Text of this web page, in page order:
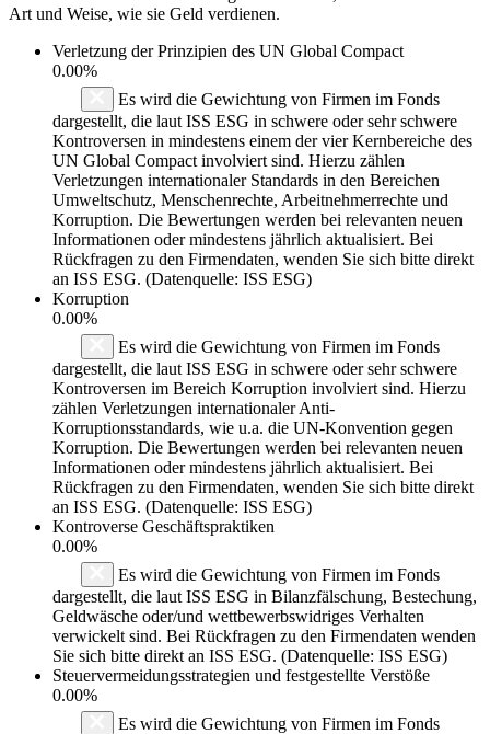
Art und Weise, wie sie Geld verdienen.
Verletzung der Prinzipien des UN Global Compact
0.00%
Es wird die Gewichtung von Firmen im Fonds
dargestellt, die laut ISS ESG in schwere oder sehr schwere
Kontroversen in mindestens einem der vier Kernbereiche des
UN Global Compact involviert sind. Hierzu zählen
Verletzungen internationaler Standards in den Bereichen
Umweltschutz, Menschenrechte, Arbeitnehmerrechte und
Korruption. Die Bewertungen werden bei relevanten neuen
Informationen oder mindestens jährlich aktualisiert. Bei
Rückfragen zu den Firmendaten, wenden Sie sich bitte direkt
an ISS ESG. (Datenquelle: ISS ESG)
Korruption
0.00%
Es wird die Gewichtung von Firmen im Fonds
dargestellt, die laut ISS ESG in schwere oder sehr schwere
Kontroversen im Bereich Korruption involviert sind. Hierzu
zählen Verletzungen internationaler Anti-
Korruptionsstandards, wie u.a. die UN-Konvention gegen
Korruption. Die Bewertungen werden bei relevanten neuen
Informationen oder mindestens jährlich aktualisiert. Bei
Rückfragen zu den Firmendaten, wenden Sie sich bitte direkt
an ISS ESG. (Datenquelle: ISS ESG)
Kontroverse Geschäftspraktiken
0.00%
Es wird die Gewichtung von Firmen im Fonds
dargestellt, die laut ISS ESG in Bilanzfälschung, Bestechung,
Geldwäsche oder/und wettbewerbswidriges Verhalten
verwickelt sind. Bei Rückfragen zu den Firmendaten wenden
Sie sich bitte direkt an ISS ESG. (Datenquelle: ISS ESG)
Steuervermeidungsstrategien und festgestellte Verstöße
0.00%
Es wird die Gewichtung von Firmen im Fonds